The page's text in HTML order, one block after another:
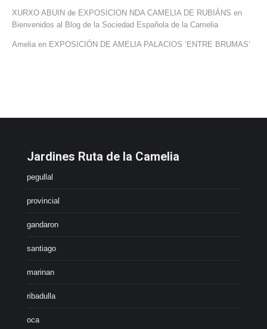
XURXO ABUIN de EXPOSICION NDA CAMELIA DE RUBIÁNS en
Bienvenidos al Blog de la Sociedad Española de la Camelia
Amelia en EXPOSICIÓN DE AMELIA PALACIOS ‘ENTRE BRUMAS’
Jardines Ruta de la Camelia
pegullal
provincial
gandaron
santiago
marinan
ribadulla
oca